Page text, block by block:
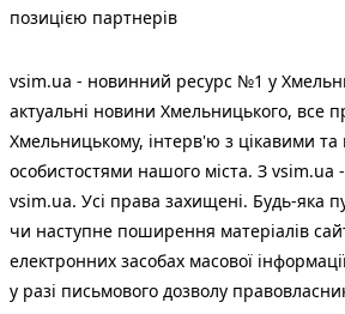
позицією партнерів
vsim.ua - новинний ресурс №1 у
актуальні новини Хмельницького, все
Хмельницькому, інтерв'ю з цікавими
особистостями нашого міста. З
vsim.ua. Усі права захищені. Будь-яка
чи наступне поширення матеріалів
електронних засобах масової
у разі письмового дозволу